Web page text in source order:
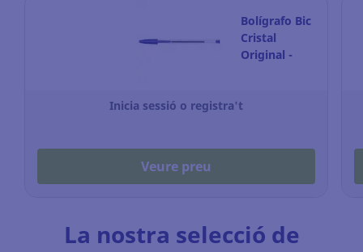
Bolígrafo Bic
Cristal
Original -
Inicia sessió o registra't
Veure preu
La nostra selecció de